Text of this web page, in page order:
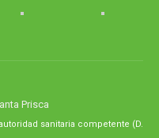
Prisca
sanitaria competente (D.